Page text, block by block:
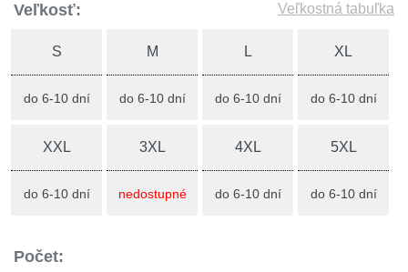
Veľkosť: Veľkostná tabuľka
S
do 6-10 dní
M
do 6-10 dní
L
do 6-10 dní
XL
do 6-10 dní
XXL
do 6-10 dní
3XL
nedostupné
4XL
do 6-10 dní
5XL
do 6-10 dní
Počet: